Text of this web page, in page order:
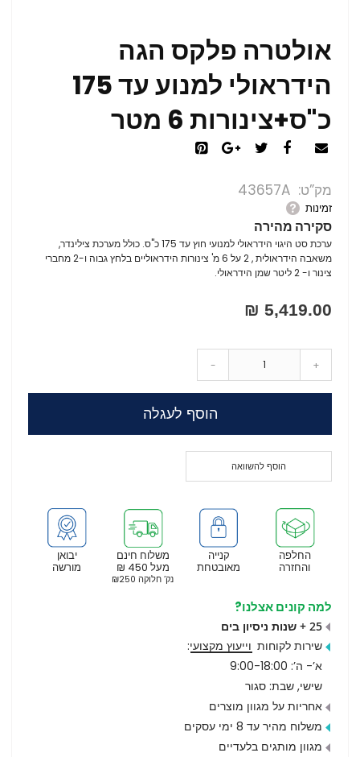
אולטרה פלקס הגה
הידראולי למנוע עד 175
כ"ס+צינורות 6 מטר
מק”ט 43657A
זמינות
סקירה מהירה
ערכת סט היגוי הידראולי למנועי חוץ עד 175 כ"ס. כולל מערכת צילינדר,
משאבה הידראולית , 2 על 6 מ' צינורות הידראוליים בלחץ גבוה ו-2 מחברי
צינור ו- 2 ליטר שמן הידראולי.
5,419.00 ₪
- +
הוסף לעגלה
הוסף להשוואה
יבואן
מורשה
משלוח חינם
מעל 450 ₪
נק’ חלוקה ₪250
קנייה
מאובטחת
החלפה
והחזרה
למה קונים אצלנו?
25 + שנות ניסיון בים
שירות לקוחות וייעוץ מקצועי:
א’- ה’: 9:00-18:00
שישי, שבת: סגור
אחריות על מגוון מוצרים
משלוח מהיר עד 8 ימי עסקים
מגוון מותגים בלעדיים